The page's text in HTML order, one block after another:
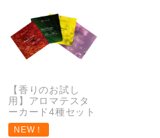
【香りのお試し
用】アロマテスタ
ーカード4種セット
NEW！